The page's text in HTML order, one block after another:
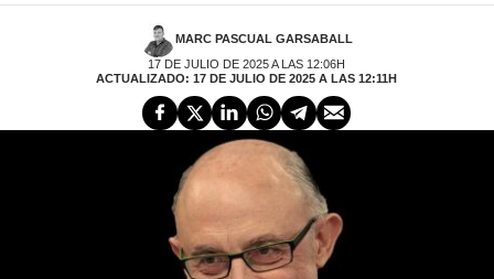
MARC PASCUAL GARSABALL
17 DE JULIO DE 2025 A LAS 12:06H
ACTUALIZADO: 17 DE JULIO DE 2025 A LAS 12:11H